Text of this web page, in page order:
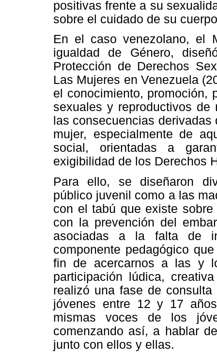
positivas frente a su
sobre el cuidado de su
En el caso venezolano, el
igualdad de Género,
Protección de Derechos
Las Mujeres en Venezuela
el conocimiento, promoción,
sexuales y reproductivos de
las consecuencias
mujer, especialmente de
social, orientadas a
exigibilidad de los Derechos
Para ello, se diseñaron
público juvenil como a las
con el tabú que existe
con la prevención del
asociadas a la falta de
componente pedagógico
fin de acercarnos a las y
participación lúdica,
realizó una fase de
jóvenes entre 12 y 17
mismas voces de los
comenzando así, a hablar
junto con ellos y ellas.